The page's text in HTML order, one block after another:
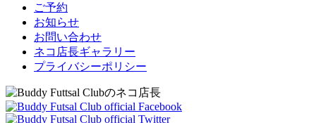
ご予約
お知らせ
お問い合わせ
ネコ店長ギャラリー
プライバシーポリシー